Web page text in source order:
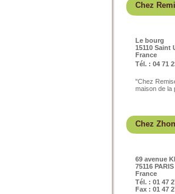
Chez
Le bourg
15110 Saint
France
Tél. : 04 71
"Chez
maison de la
Chez
69 avenue
75116 PARIS
France
Tél. : 01 47
Fax : 01 47